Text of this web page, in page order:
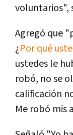
voluntarios",
Agregó que
¿Por qué
ustedes le
robó, no se
calificación
Me robó mis